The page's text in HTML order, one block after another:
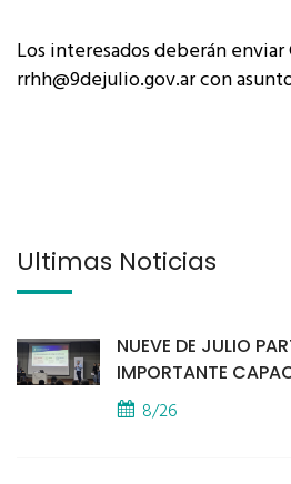
Los interesados deberán enviar
rrhh@9dejulio.gov.ar con
Últimas Noticias
NUEVE DE JULIO
IMPORTANTE
8/26